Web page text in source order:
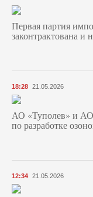
Первая партия
законтрактована и
18:28 21.05.2026
АО «Туполев» и
по разработке
12:34 21.05.2026